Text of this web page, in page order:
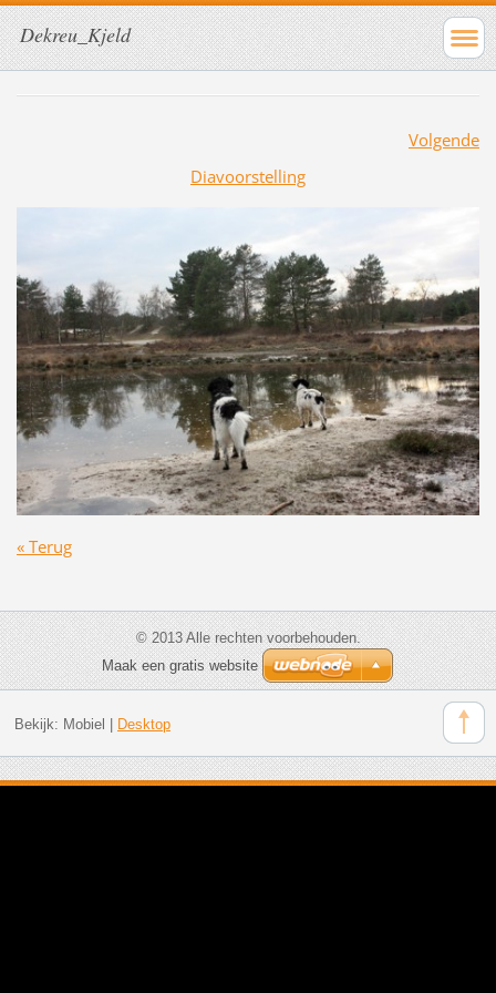
Dekreu_Kjeld
Volgende
Diavoorstelling
« Terug
© 2013 Alle rechten voorbehouden.
Maak een gratis website
Bekijk: Mobiel Desktop